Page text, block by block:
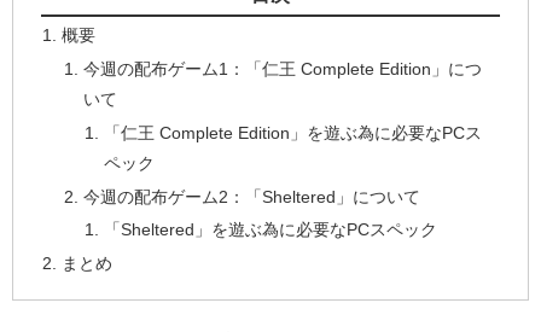
概要
今週の配布ゲーム1：「仁王 Complete Edition」につ
いて
「仁王 Complete Edition」を遊ぶ為に必要なPCス
ペック
今週の配布ゲーム2：「Sheltered」について
「Sheltered」を遊ぶ為に必要なPCスペック
まとめ